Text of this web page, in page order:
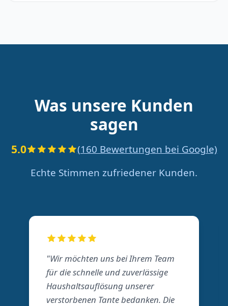
Was unsere Kunden
sagen
5.0
(160 Bewertungen bei Google)
Echte Stimmen zufriedener Kunden.
"Wir möchten uns bei Ihrem Team
für die schnelle und zuverlässige
Haushaltsauflösung unserer
verstorbenen Tante bedanken. Die